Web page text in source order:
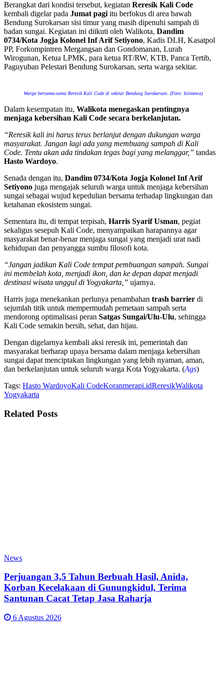
Berangkat dari kondisi tersebut, kegiatan Reresik Kali Code
kembali digelar pada Jumat pagi itu berfokus di area bawah
Bendung Surokarsan sisi timur yang masih dipenuhi sampah di
badan sungai. Kegiatan ini diikuti oleh Walikota, Dandim
0734/Kota Jogja Kolonel Inf Arif Setiyono, Kadis DLH, Kasatpol
PP, Forkompintren Mergangsan dan Gondomanan, Lurah
Wirogunan, Ketua LPMK, para ketua RT/RW, KTB, Panca Tertib,
Paguyuban Pelestari Bendung Surokarsan, serta warga sekitar.
Warga bersama-sama Reresik Kali Code di sekitar Bendung Surokarsan. (Foto: Istimewa)
Dalam kesempatan itu, Walikota menegaskan pentingnya
menjaga kebersihan Kali Code secara berkelanjutan.
“Reresik kali ini harus terus berlanjut dengan dukungan warga
masyarakat. Jangan lagi ada yang membuang sampah di Kali
Code. Tentu akan ada tindakan tegas bagi yang melanggar,” tandas
Hasto Wardoyo.
Senada dengan itu, Dandim 0734/Kota Jogja Kolonel Inf Arif
Setiyono juga mengajak seluruh warga untuk menjaga kebersihan
sungai sebagai wujud kepedulian bersama terhadap lingkungan dan
ketahanan ekosistem sungai.
Sementara itu, di tempat terpisah, Harris Syarif Usman, pegiat
sekaligus sesepuh Kali Code, menyampaikan harapannya agar
masyarakat benar-benar menjaga sungai yang menjadi urat nadi
kehidupan dan penyangga sumbu filosofi kota.
“Jangan jadikan Kali Code tempat pembuangan sampah. Sungai
ini membelah kota, menjadi ikon, dan ke depan dapat menjadi
destinasi wisata unggul di Yogyakarta,” ujarnya.
Harris juga menekankan perlunya penambahan trash barrier di
sejumlah titik untuk mempermudah pemetaan sampah serta
mendorong optimalisasi peran Satgas Sungai/Ulu-Ulu, sehingga
Kali Code semakin bersih, sehat, dan hijau.
Dengan digelarnya kembali aksi reresik ini, pemerintah dan
masyarakat berharap upaya bersama dalam menjaga kebersihan
sungai dapat menciptakan lingkungan yang lebih nyaman, aman,
dan berkelanjutan untuk seluruh warga Kota Yogyakarta. (Ags)
Tags: Hasto WardoyoKali CodeKoranmerapi.idReresikWalikota
Yogyakarta
Related Posts
News
Perjuangan 3,5 Tahun Berbuah Hasil, Anida,
Korban Kecelakaan di Gunungkidul, Terima
Santunan Cacat Tetap Jasa Raharja
6 Agustus 2026